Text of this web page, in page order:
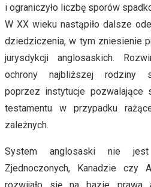
i ograniczyło liczbę sporów
W XX wieku nastąpiło dalsze
dziedziczenia, w tym zniesienie
jurysdykcji anglosaskich.
ochrony najbliższej rodziny
poprzez instytucje pozwalające
testamentu w przypadku
zależnych.
System anglosaski nie
Zjednoczonych, Kanadzie czy